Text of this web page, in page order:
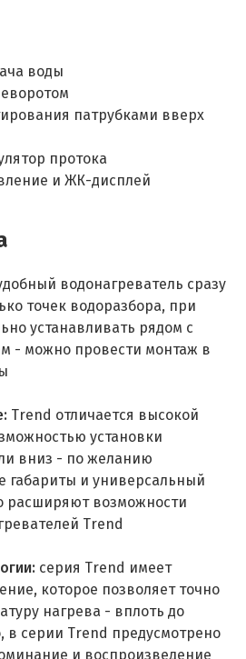
воды
патрубками вверх
протока
и ЖК-дисплей
водонагреватель сразу
точек водоразбора, при
устанавливать рядом с
- можно провести монтаж в
Trend отличается высокой
установки
вниз - по желанию
габариты и универсальный
расширяют возможности
Trend
серия Trend имеет
которое позволяет точно
нагрева - вплоть до
в серии Trend предусмотрено
и воспроизведение